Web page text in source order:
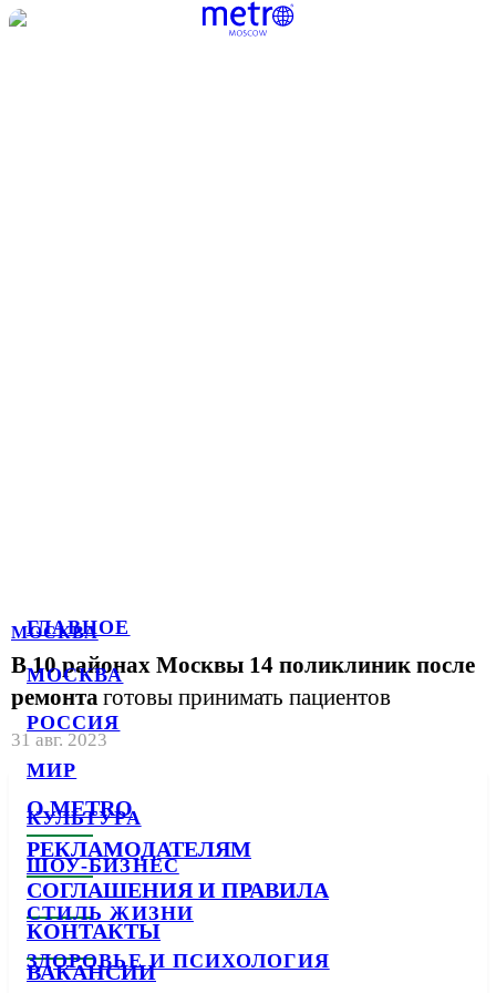
ГЛАВНОЕ
МОСКВА
РОССИЯ
МИР
КУЛЬТУРА
ШОУ-БИЗНЕС
СТИЛЬ ЖИЗНИ
ЗДОРОВЬЕ И ПСИХОЛОГИЯ
МОСКВА
В 10 районах Москвы 14 поликлиник после
ремонта готовы принимать пациентов
31 авг. 2023
О METRO
РЕКЛАМОДАТЕЛЯМ
СОГЛАШЕНИЯ И ПРАВИЛА
КОНТАКТЫ
ВАКАНСИИ